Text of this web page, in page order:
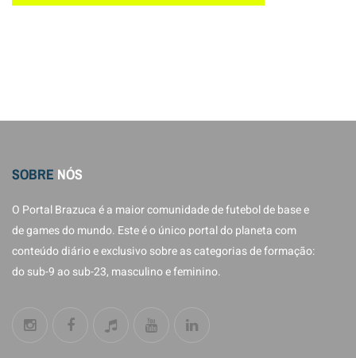
SOBRE NÓS
O Portal Brazuca é a maior comunidade de futebol de base e
de games do mundo. Este é o único portal do planeta com
conteúdo diário e exclusivo sobre as categorias de formação:
do sub-9 ao sub-23, masculino e feminino.